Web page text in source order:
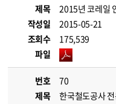
제목
2015년 코레일
작성일
2015-05-21
조회수
175,539
파일
번호
70
제목
한국철도공사